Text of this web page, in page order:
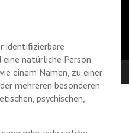
identifizierbare
natürliche Person
einem Namen, zu einer
mehreren besonderen
psychischen,